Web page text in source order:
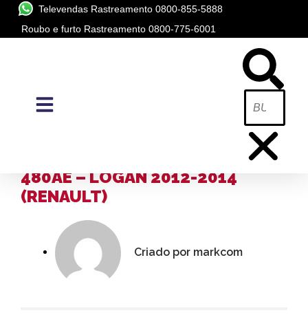
Televendas Rastreamento 0800-855-5888
Roubo e furto Rastreamento 0800-775-6001
ACIONAMENTO VE PRONNECT
480AE – LOGAN 2012-2014
(RENAULT)
Criado por markcom